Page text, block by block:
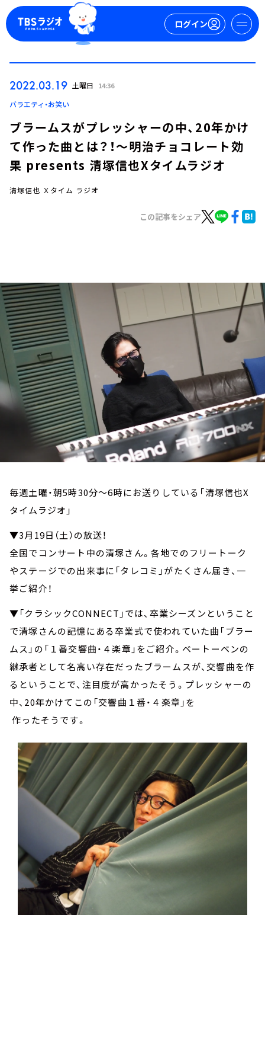
ログイン
ログイン
イベント・グッズ
YouTube
会社情報
2022.03.19 土曜日 14:36
バラエティ・お笑い
ブラームスがプレッシャーの中、20年かけ
て作った曲とは？！～明治チョコレート効
果 presents 清塚信也Xタイムラジオ
清塚信也 Ｘタイム ラジオ
この記事をシェア
毎週土曜・朝5時30分～6時にお送りしている「清塚信也X
タイムラジオ」
▼3月19日（土）の放送！
全国でコンサート中の清塚さん。各地でのフリートーク
やステージでの出来事に「タレコミ」がたくさん届き、一
挙ご紹介！
▼「クラシックCONNECT」では、卒業シーズンということ
で清塚さんの記憶にある卒業式で使われていた曲「ブラー
ムス」の「１番交響曲・４楽章」をご紹介。ベートーベンの
継承者として名高い存在だったブラームスが、交響曲を作
るということで、注目度が高かったそう。プレッシャーの
中、20年かけてこの「交響曲１番・４楽章」を
作ったそうです。